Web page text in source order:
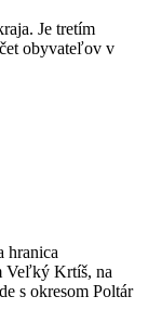
Je tretím
obyvateľov v
hranica
Veľký Krtíš, na
s okresom Poltár